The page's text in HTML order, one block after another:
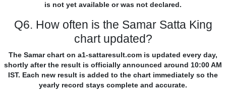
is not yet available or was not declared.
Q6. How often is the Samar Satta King
chart updated?
The Samar chart on a1-sattaresult.com is updated every day,
shortly after the result is officially announced around 10:00 AM
IST. Each new result is added to the chart immediately so the
yearly record stays complete and accurate.